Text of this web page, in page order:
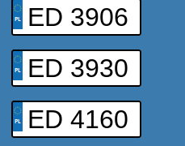
ED 3906
ED 3930
ED 4160